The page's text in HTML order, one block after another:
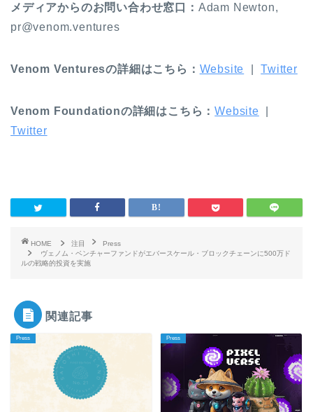
メディアからのお問い合わせ窓口： Adam Newton,
pr@venom.ventures
Venom Venturesの詳細はこちら： Website |Twitter
Venom Foundationの詳細はこちら：Website
Twitter
HOME 注目
Press
ヴェノム・ベンチャーファンドがエバースケール・ブロックチェーンに500万ド
ルの戦略的投資を実施
関連記事
Press Press